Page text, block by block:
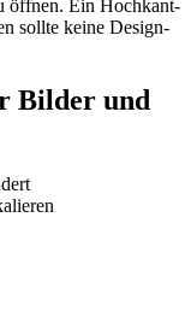
öffnen. Ein Hochkant-
sollte keine Design-
Bilder und